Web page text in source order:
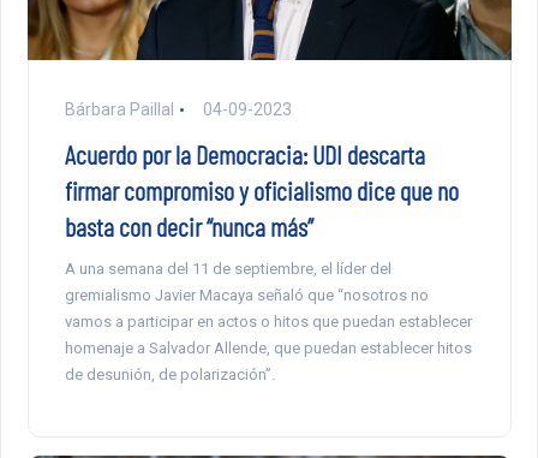
Bárbara Paillal 04-09-2023
Acuerdo por la Democracia: UDI descarta
firmar compromiso y oficialismo dice que no
basta con decir “nunca más”
A una semana del 11 de septiembre, el líder del
gremialismo Javier Macaya señaló que “nosotros no
vamos a participar en actos o hitos que puedan establecer
homenaje a Salvador Allende, que puedan establecer hitos
de desunión, de polarización”.